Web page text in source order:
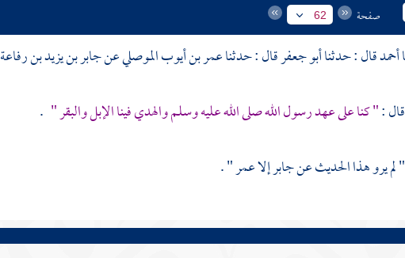
صفحة 62
أحمدقال : حدثناأبو جعفرقال : حدثناعمر بن أيوب الموصليعنجابر بن يزيد بن رفاعة
قال :" كنا على عهد رسول الله صلى الله عليه وسلم والهدي فينا الإبل والبقر " .
" لم يرو هذا الحديث عنجابرإلاعمر" .